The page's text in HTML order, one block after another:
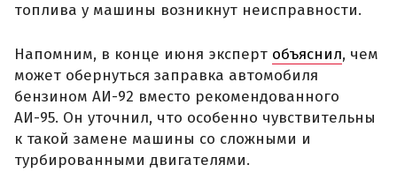
топлива у машины возникнут неисправности.
Напомним, в конце июня эксперт объяснил, чем
может обернуться заправка автомобиля
бензином АИ-92 вместо рекомендованного
АИ-95. Он уточнил, что особенно чувствительны
к такой замене машины со сложными и
турбированными двигателями.